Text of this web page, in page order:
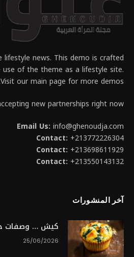
news. This demo is crafted
of the theme as a lifestyle site.
Visit our main page for more demos.
new partnerships right now.
Email Us: info@ghenoudja.com
Contact: +213772226304
Contact: +213698611929
Contact: +213550143132
آخر المنشورات
كيش … وصفات
25/06/2026